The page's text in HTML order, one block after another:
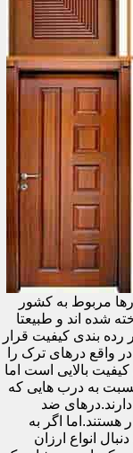
مربوط به کشور
شده اند و طبیعتا
رده بندی کیفیت قرار
واقع درهای ترک را
کیفیت بالایی است اما
به درب هایی که
ضد
اگر به
انواع ارزان